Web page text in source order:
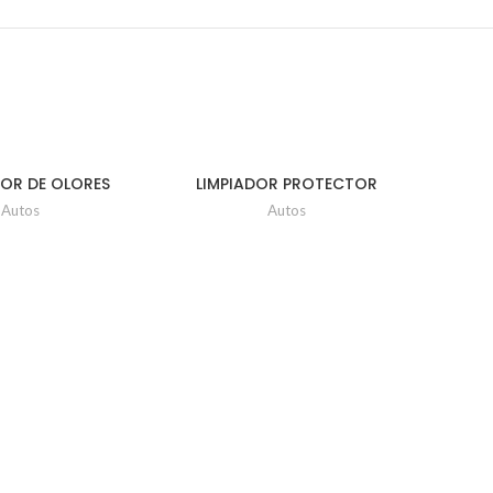
DE OLORES
SIMONZ
Autos
LIMPIADOR PROTECTOR
MATE SIMONZ
Autos